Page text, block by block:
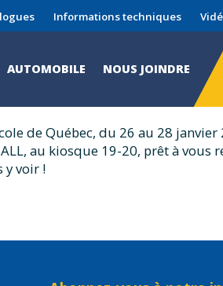
Informations techniques
AUTOMOBILE NOUS JOINDRE
de Québec, du 26 au 28 janvier
au kiosque 19-20, prêt à vous
y voir !